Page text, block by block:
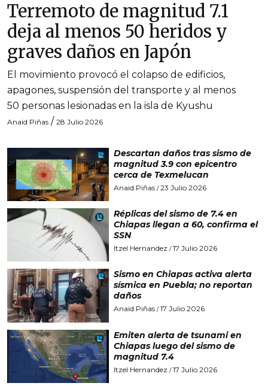
Terremoto de magnitud 7.1
deja al menos 50 heridos y
graves daños en Japón
El movimiento provocó el colapso de edificios,
apagones, suspensión del transporte y al menos
50 personas lesionadas en la isla de Kyushu
Anaid Piñas / 28 Julio 2026
Descartan daños tras sismo de
magnitud 3.9 con epicentro
cerca de Texmelucan
Anaid Piñas/23 Julio 2026
Réplicas del sismo de 7.4 en
Chiapas llegan a 60, confirma el
SSN
Itzel Hernandez /17 Julio 2026
Sismo en Chiapas activa alerta
sísmica en Puebla; no reportan
daños
Anaid Piñas/17 Julio 2026
Emiten alerta de tsunami en
Chiapas luego del sismo de
magnitud 7.4
Itzel Hernandez /17 Julio 2026